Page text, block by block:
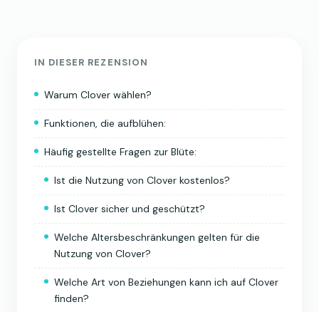
IN DIESER REZENSION
Warum Clover wählen?
Funktionen, die aufblühen:
Häufig gestellte Fragen zur Blüte:
Ist die Nutzung von Clover kostenlos?
Ist Clover sicher und geschützt?
Welche Altersbeschränkungen gelten für die
Nutzung von Clover?
Welche Art von Beziehungen kann ich auf Clover
finden?